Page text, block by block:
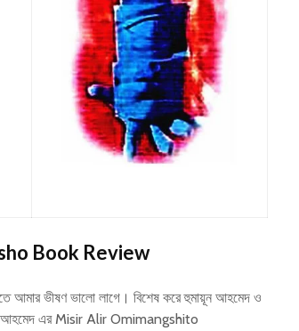
Book Review
ভীষণ ভালো লাগে। বিশেষ করে হুমায়ূন আহমেদ ও
আহমেদ এর Misir Alir Omimangshito